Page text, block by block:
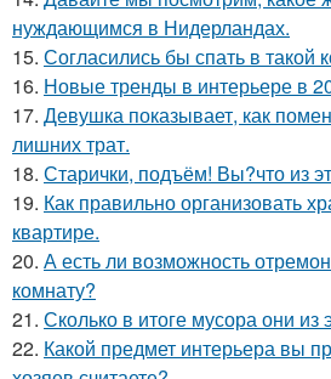
нуждающимся в Нидерландах.
15. Согласились бы спать в такой
16. Новые тренды в интерьере в
17. Девушка показывает, как
лишних трат.
18. Старички, подъём! Вы?что из
19. Как правильно организовать
квартире.
20. А есть ли возможность
комнату?
21. Сколько в итоге мусора они
22. Какой предмет интерьера вы